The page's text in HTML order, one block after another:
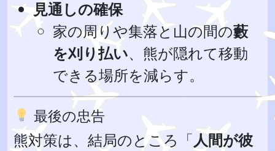
見通しの確保
家の周りや集落と山の間の藪
を刈り払い、熊が隠れて移動
できる場所を減らす。
最後の忠告
熊対策は、結局のところ「人間が彼